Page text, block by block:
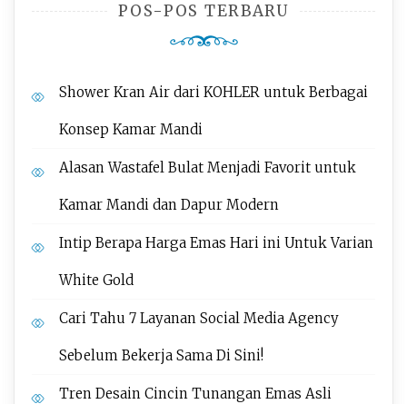
POS-POS TERBARU
Shower Kran Air dari KOHLER untuk Berbagai
Konsep Kamar Mandi
Alasan Wastafel Bulat Menjadi Favorit untuk
Kamar Mandi dan Dapur Modern
Intip Berapa Harga Emas Hari ini Untuk Varian
White Gold
Cari Tahu 7 Layanan Social Media Agency
Sebelum Bekerja Sama Di Sini!
Tren Desain Cincin Tunangan Emas Asli